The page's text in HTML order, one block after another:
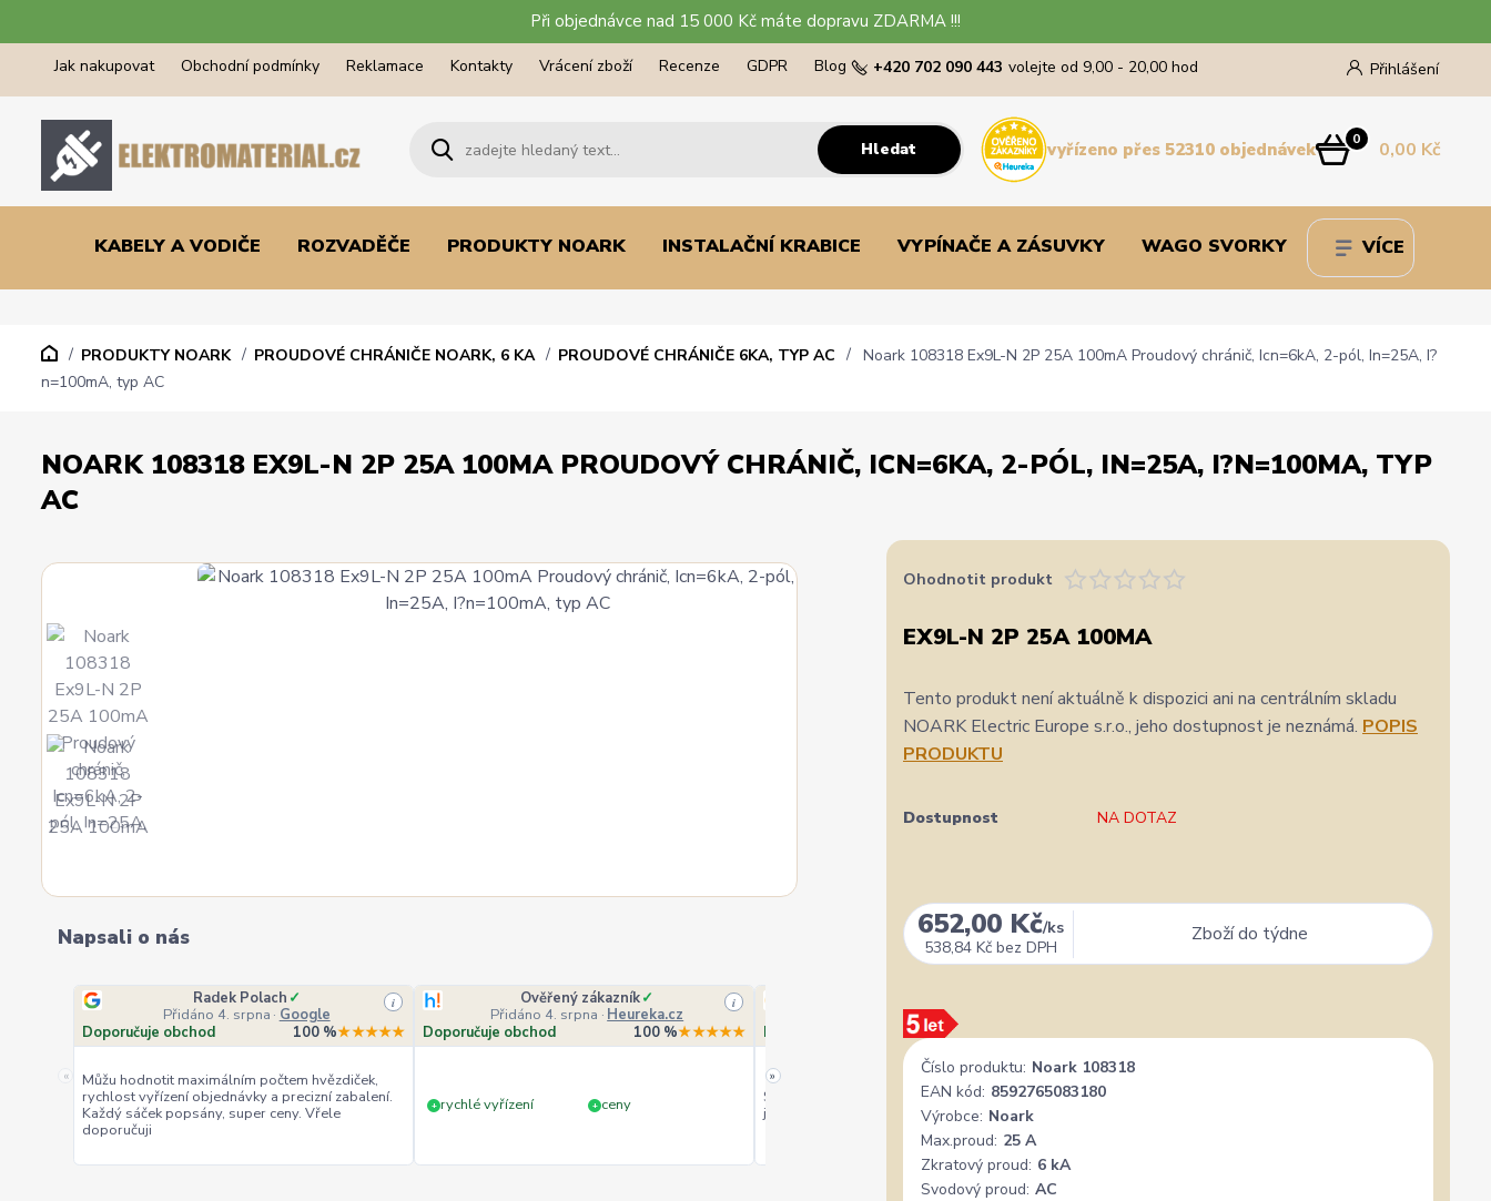
Při objednávce nad 15 000 Kč máte dopravu ZDARMA !!!
Jak nakupovat Obchodní podmínky Reklamace Kontakty Vrácení zboží Recenze GDPR Blog Přihlášení
Hledat
+420 702 090 443 volejte od 9,00 - 20,00 hod
0 0,00 Kč
vyřízeno přes 52310 objednávek
KABELY A VODIČE ROZVADĚČE PRODUKTY NOARK INSTALAČNÍ KRABICE VYPÍNAČE A ZÁSUVKY WAGO SVORKY VÍCE
PRODUKTY NOARK PROUDOVÉ CHRÁNIČE NOARK, 6 KA PROUDOVÉ CHRÁNIČE 6KA, TYP AC
Noark 108318 Ex9L-N 2P 25A 100mA Proudový chránič, Icn=6kA, 2-pól, In=25A, I?
n=100mA, typ AC
NOARK 108318 EX9L-N 2P 25A 100MA PROUDOVÝ CHRÁNIČ, ICN=6KA, 2-PÓL, IN=25A, I?N=100MA, TYP
AC
Napsali o nás
«
Radek Polach ✓
Přidáno 4. srpna · Google
i
Doporučuje obchod 100 %★★★★★
Můžu hodnotit maximálním počtem hvězdiček,
rychlost vyřízení objednávky a precizní zabalení.
Každý sáček popsány, super ceny. Vřele
doporučuji
Ověřený zákazník✓
Přidáno 4. srpna · Heureka.cz
i
Doporučuje obchod 100 %★★★★★
+ rychlé vyřízení + ceny
Přidáno 4. srpna·
Doporučuje obchod
Široký výběr, milý a vstřícný personál. Mohu
jedině doporučit.
»
Ohodnotit produkt
EX9L-N 2P 25A 100MA
Tento produkt není aktuálně k dispozici ani na centrálním skladu
NOARK Electric Europe s.r.o., jeho dostupnost je neznámá. POPIS
PRODUKTU
Dostupnost NA DOTAZ
652,00 Kč/ks
538,84 Kč bez DPH
Zboží do týdne
Číslo produktu: Noark 108318
EAN kód: 8592765083180
Výrobce: Noark
Max.proud: 25 A
Zkratový proud: 6 kA
Svodový proud: AC